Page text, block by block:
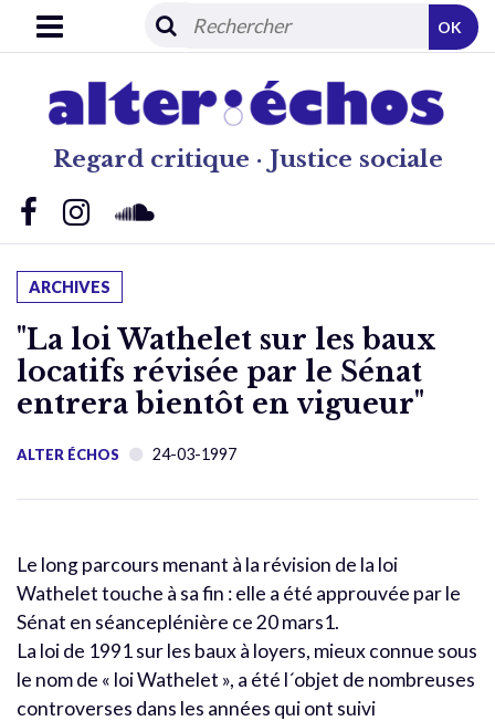
Regard critique · Justice sociale
OK
ARCHIVES
"La loi Wathelet sur les baux
locatifs révisée par le Sénat
entrera bientôt en vigueur"
ALTER ÉCHOS 24-03-1997
Le long parcours menant à la révision de la loi
Wathelet touche à sa fin : elle a été approuvée par le
Sénat en séanceplénière ce 20 mars1.
La loi de 1991 sur les baux à loyers, mieux connue sous
le nom de « loi Wathelet », a été l´objet de nombreuses
controverses dans les années qui ont suivi